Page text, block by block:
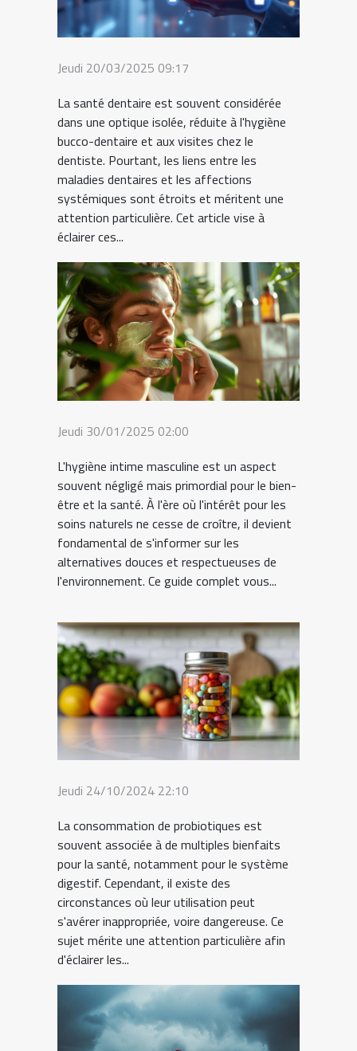
Jeudi 20/03/2025 09:17
La santé dentaire est souvent considérée
dans une optique isolée, réduite à l'hygiène
bucco-dentaire et aux visites chez le
dentiste. Pourtant, les liens entre les
maladies dentaires et les affections
systémiques sont étroits et méritent une
attention particulière. Cet article vise à
éclairer ces...
Jeudi 30/01/2025 02:00
L'hygiène intime masculine est un aspect
souvent négligé mais primordial pour le bien-
être et la santé. À l'ère où l'intérêt pour les
soins naturels ne cesse de croître, il devient
fondamental de s'informer sur les
alternatives douces et respectueuses de
l'environnement. Ce guide complet vous...
Jeudi 24/10/2024 22:10
La consommation de probiotiques est
souvent associée à de multiples bienfaits
pour la santé, notamment pour le système
digestif. Cependant, il existe des
circonstances où leur utilisation peut
s'avérer inappropriée, voire dangereuse. Ce
sujet mérite une attention particulière afin
d'éclairer les...